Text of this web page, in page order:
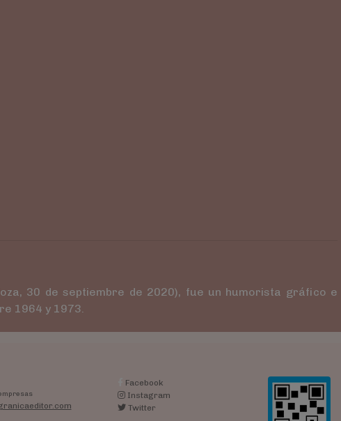
30 de septiembre de 2020), fue un humorista gráfico e
1964 y 1973.
Facebook
Instagram
Twitter